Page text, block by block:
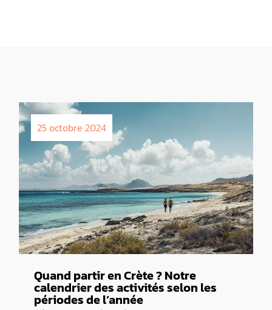
25 octobre 2024
Quand partir en Crète ? Notre
calendrier des activités selon les
périodes de l’année